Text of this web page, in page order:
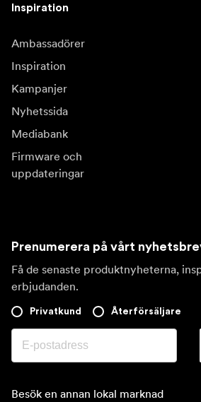
Inspiration
Ambassadörer
Inspiration
Kampanjer
Nyhetssida
Mediabank
Firmware och
uppdateringar
Prenumerera på vårt
Få de senaste produktnyheterna,
erbjudanden.
Privatkund Återförsäljare
Besök en annan lokal marknad